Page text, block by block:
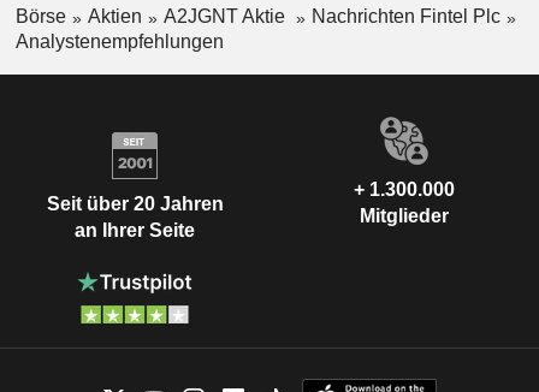
Börse Aktien A2JGNT Aktie
Nachrichten Fintel Plc
Analystenempfehlungen
Seit über 20 Jahren
an Ihrer Seite
+ 1.300.000
Mitglieder